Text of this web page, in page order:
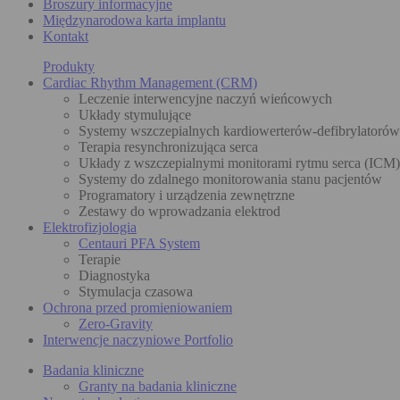
Broszury informacyjne
Międzynarodowa karta implantu
Kontakt
Produkty
Cardiac Rhythm Management (CRM)
Leczenie interwencyjne naczyń wieńcowych
Układy stymulujące
Systemy wszczepialnych kardiowerterów-
Terapia resynchronizująca serca
Układy z wszczepialnymi monitorami rytmu serca (ICM)
Systemy do zdalnego monitorowania stanu pacjentów
Programatory i urządzenia zewnętrzne
Zestawy do wprowadzania elektrod
Elektrofizjologia
Centauri PFA System
Terapie
Diagnostyka
Stymulacja czasowa
Ochrona przed promieniowaniem
Zero-Gravity
Interwencje naczyniowe Portfolio
Badania kliniczne
Granty na badania kliniczne